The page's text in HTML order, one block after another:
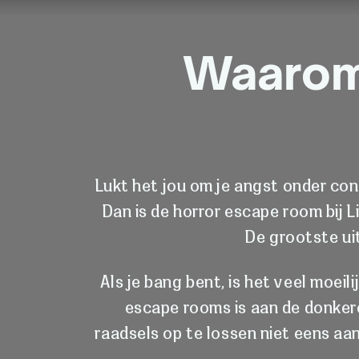
Lukt het jou om je angst onder
Dan is de horror escape room bij
De grootste
Als je bang bent, is het veel
escape rooms is aan de
raadsels op te lossen niet eens